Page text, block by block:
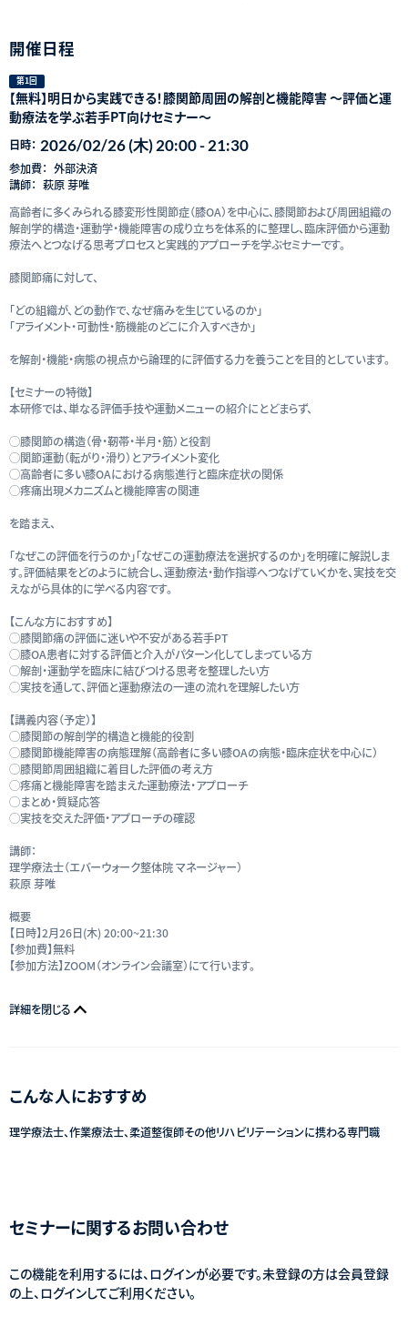
開催日程
第1回
【無料】明日から実践できる！膝関節周囲の解剖と機能障害 〜評価と運
動療法を学ぶ若手PT向けセミナー〜
日時： 2026/02/26 (木) 20:00 - 21:30
参加費： 外部決済
講師： 萩原 芽唯
高齢者に多くみられる膝変形性関節症（膝OA）を中心に、膝関節および周囲組織の
解剖学的構造・運動学・機能障害の成り立ちを体系的に整理し、臨床評価から運動
療法へとつなげる思考プロセスと実践的アプローチを学ぶセミナーです。
膝関節痛に対して、
「どの組織が、どの動作で、なぜ痛みを生じているのか」
「アライメント・可動性・筋機能のどこに介入すべきか」
を解剖・機能・病態の視点から論理的に評価する力を養うことを目的としています。
【セミナーの特徴】
本研修では、単なる評価手技や運動メニューの紹介にとどまらず、
◯膝関節の構造（骨・靭帯・半月・筋）と役割
◯関節運動（転がり・滑り）とアライメント変化
◯高齢者に多い膝OAにおける病態進行と臨床症状の関係
◯疼痛出現メカニズムと機能障害の関連
を踏まえ、
「なぜこの評価を行うのか」「なぜこの運動療法を選択するのか」を明確に解説しま
す。評価結果をどのように統合し、運動療法・動作指導へつなげていくかを、実技を交
えながら具体的に学べる内容です。
【こんな方におすすめ】
◯膝関節痛の評価に迷いや不安がある若手PT
◯膝OA患者に対する評価と介入がパターン化してしまっている方
◯解剖・運動学を臨床に結びつける思考を整理したい方
◯実技を通して、評価と運動療法の一連の流れを理解したい方
【講義内容（予定）】
◯膝関節の解剖学的構造と機能的役割
◯膝関節機能障害の病態理解（高齢者に多い膝OAの病態・臨床症状を中心に）
◯膝関節周囲組織に着目した評価の考え方
◯疼痛と機能障害を踏まえた運動療法・アプローチ
◯まとめ・質疑応答
◯実技を交えた評価・アプローチの確認
講師：
理学療法士（エバーウォーク整体院 マネージャー）
萩原 芽唯
概要
【日時】2月26日(木) 20:00~21:30
【参加費】無料
【参加方法】ZOOM（オンライン会議室）にて行います。
詳細を閉じる
こんな人におすすめ
理学療法士、作業療法士、柔道整復師その他リハビリテーションに携わる専門職
セミナーに関するお問い合わせ
この機能を利用するには、ログインが必要です。未登録の方は会員登録
の上、ログインしてご利用ください。